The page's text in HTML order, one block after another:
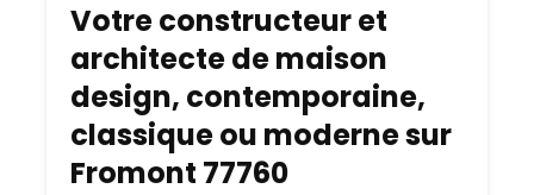
Votre constructeur et
architecte de maison
design, contemporaine,
classique ou moderne sur
Fromont 77760